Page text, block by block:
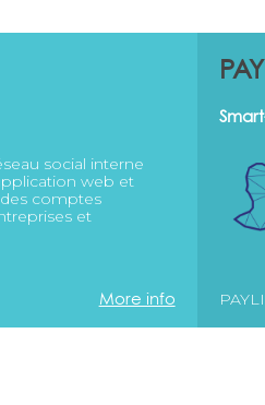
social interne
web et
comptes
et
More info